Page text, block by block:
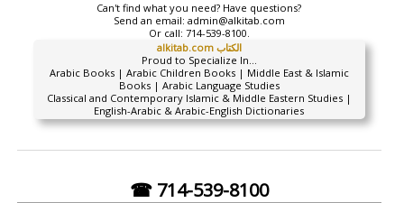
Can't find what you need? Have questions?
Send an email: admin@alkitab.com
Or call: 714-539-8100.
alkitab.com الكتاب
Proud to Specialize In...
Arabic Books | Arabic Children Books | Middle East & Islamic
Books | Arabic Language Studies
Classical and Contemporary Islamic & Middle Eastern Studies |
English-Arabic & Arabic-English Dictionaries
☎ 714-539-8100